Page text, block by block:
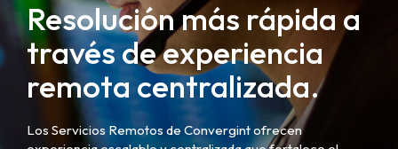
Resolución más rápida a
través de experiencia
remota centralizada.
Los Servicios Remotos de Convergint ofrecen